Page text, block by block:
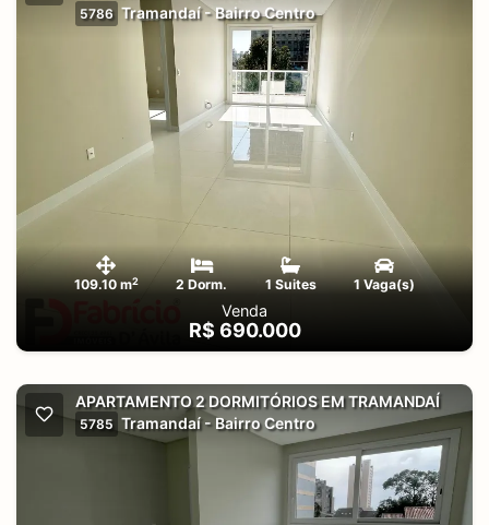
5786 Tramandaí - Bairro Centro
109.10 m2 2 Dorm. 1 Suites 1 Vaga(s)
Venda
R$ 690.000
APARTAMENTO 2 DORMITÓRIOS EM TRAMANDAÍ
5785 Tramandaí - Bairro Centro